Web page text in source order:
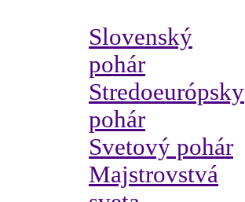
Slovenský
pohár
Stredoeurópsky
pohár
Svetový pohár
Majstrovstvá